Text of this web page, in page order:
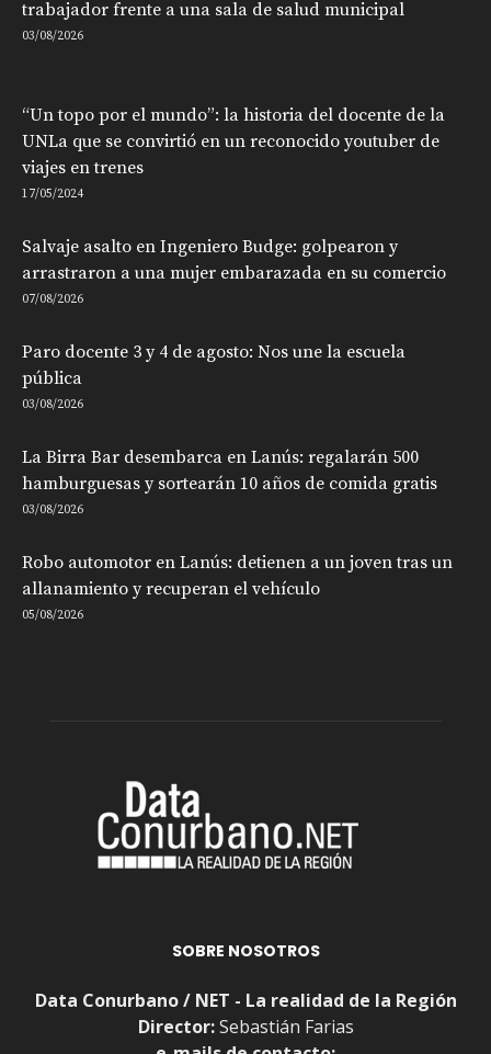
trabajador frente a una sala de salud municipal
03/08/2026
“Un topo por el mundo”: la historia del docente de la
UNLa que se convirtió en un reconocido youtuber de
viajes en trenes
17/05/2024
Salvaje asalto en Ingeniero Budge: golpearon y
arrastraron a una mujer embarazada en su comercio
07/08/2026
Paro docente 3 y 4 de agosto: Nos une la escuela
pública
03/08/2026
La Birra Bar desembarca en Lanús: regalarán 500
hamburguesas y sortearán 10 años de comida gratis
03/08/2026
Robo automotor en Lanús: detienen a un joven tras un
allanamiento y recuperan el vehículo
05/08/2026
SOBRE NOSOTROS
Data Conurbano / NET - La realidad de la Región
Director:Sebastián Farias